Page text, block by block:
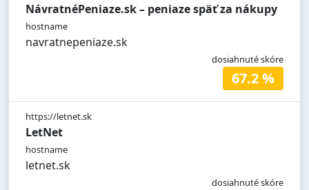
NávratnéPeniaze.sk – peniaze späť za nákupy
hostname
navratnepeniaze.sk
dosiahnuté skóre
67.2 %
https://letnet.sk
LetNet
hostname
letnet.sk
dosiahnuté skóre